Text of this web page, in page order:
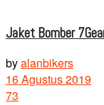
Jaket Bomber
byalanbikers
16 Agustus 2019
73